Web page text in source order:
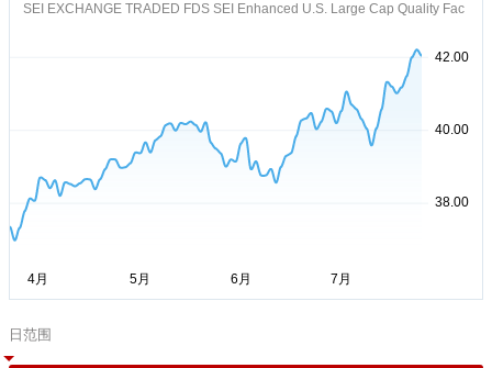
SEI EXCHANGE TRADED FDS SEI Enhanced U.S. Large Cap Quality Fac
日范围